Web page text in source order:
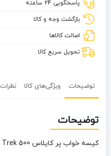
500
Trek
KB110016
پاسخگویی 24 ساعته
بازگشت وجه و کالا
اصالت کالاها
تحویل سریع کالا
توضیحات ویژگی‌های کالا نظرات
توضیحات